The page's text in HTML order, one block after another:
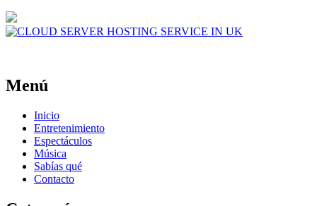
Menú
Inicio
Entretenimiento
Espectáculos
Música
Sabías qué
Contacto